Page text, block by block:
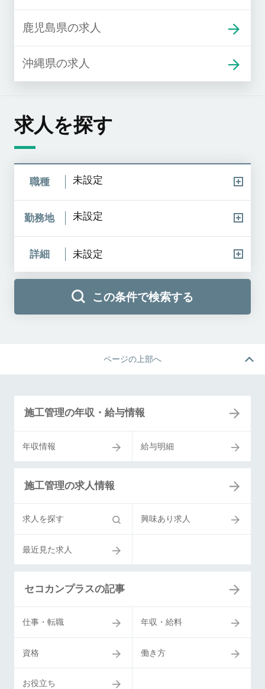
鹿児島県の求人
沖縄県の求人
求人を探す
職種 未設定
勤務地 未設定
詳細 未設定
この条件で検索する
ページの上部へ
施工管理の年収・給与情報
年収情報 給与明細
施工管理の求人情報
求人を探す 興味あり求人
最近見た求人
セコカンプラスの記事
仕事・転職 年収・給料
資格 働き方
お役立ち